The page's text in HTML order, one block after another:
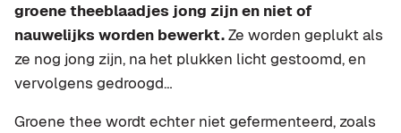
groene theeblaadjes jong zijn en niet of
nauwelijks worden bewerkt.Ze worden geplukt als
ze nog jong zijn, na het plukken licht gestoomd, en
vervolgens gedroogd…
Groene thee wordt echter niet gefermenteerd, zoals